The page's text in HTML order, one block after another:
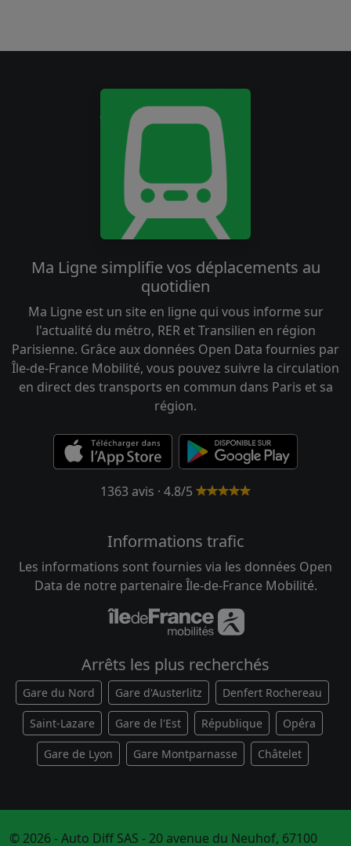
Ma Ligne simplifie vos déplacements au
quotidien
Ma Ligne est un site en ligne qui vous informe sur
l'actualité du métro, RER et Transilien en région
Parisienne. Grâce aux données Open Data fournies par
Île-de-France Mobilité, vous pouvez suivre la circulation
en direct des transports en commun dans Paris et sa
région.
1363 avis · 4.8/5
Informations trafic
Les informations sont fournies via les données Open
Data de notre partenaire Île-de-France Mobilité.
Arrêts les plus recherchés
Gare du Nord Gare d'Austerlitz Denfert Rochereau
Saint-Lazare Gare de l'Est République Opéra
Gare de Lyon Gare Montparnasse Châtelet
© 2026 - Auto Diff SAS - 20 avenue du Neuhof, 67100